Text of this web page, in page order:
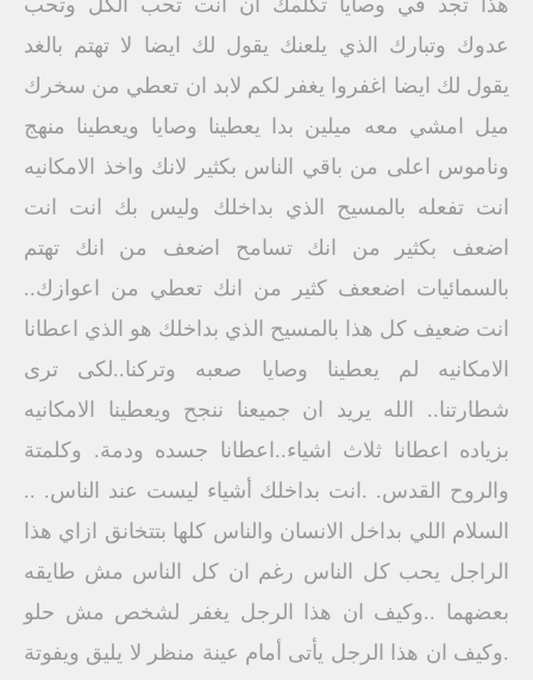
هذا تجد في وصايا تكلمك ان انت تحب الكل وتحب
عدوك وتبارك الذي يلعنك يقول لك ايضا لا تهتم بالغد
يقول لك ايضا اغفروا يغفر لكم لابد ان تعطي من سخرك
ميل امشي معه ميلين بدا يعطينا وصايا ويعطينا منهج
وناموس اعلى من باقي الناس بكثير لانك واخذ الامكانيه
انت تفعله بالمسيح الذي بداخلك وليس بك انت انت
اضعف بكثير من انك تسامح اضعف من انك تهتم
بالسمائيات اضععف كثير من انك تعطي من اعوازك..
انت ضعيف كل هذا بالمسيح الذي بداخلك هو الذي اعطانا
الامكانيه لم يعطينا وصايا صعبه وتركنا..لكى ترى
شطارتنا.. الله يريد ان جميعنا ننجح ويعطينا الامكانيه
بزياده اعطانا ثلاث اشياء..اعطانا جسده ودمة. وكلمتة
والروح القدس. .انت بداخلك أشياء ليست عند الناس. ..
السلام اللي بداخل الانسان والناس كلها بتتخانق ازاي هذا
الراجل يحب كل الناس رغم ان كل الناس مش طايقه
بعضهما ..وكيف ان هذا الرجل يغفر لشخص مش حلو
.وكيف ان هذا الرجل يأتى أمام عينة منظر لا يليق ويفوتة